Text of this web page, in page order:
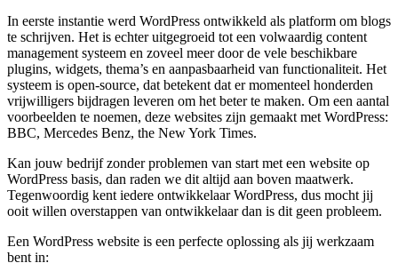
In eerste instantie werd WordPress ontwikkeld als platform om blogs
te schrijven. Het is echter uitgegroeid tot een volwaardig content
management systeem en zoveel meer door de vele beschikbare
plugins, widgets, thema’s en aanpasbaarheid van functionaliteit. Het
systeem is open-source, dat betekent dat er momenteel honderden
vrijwilligers bijdragen leveren om het beter te maken. Om een aantal
voorbeelden te noemen, deze websites zijn gemaakt met WordPress:
BBC, Mercedes Benz, the New York Times.
Kan jouw bedrijf zonder problemen van start met een website op
WordPress basis, dan raden we dit altijd aan boven maatwerk.
Tegenwoordig kent iedere ontwikkelaar WordPress, dus mocht jij
ooit willen overstappen van ontwikkelaar dan is dit geen probleem.
Een WordPress website is een perfecte oplossing als jij werkzaam
bent in: